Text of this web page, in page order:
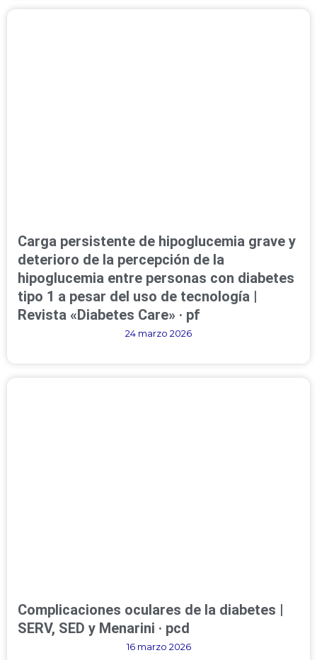
Carga persistente de hipoglucemia grave y
deterioro de la percepción de la
hipoglucemia entre personas con diabetes
tipo 1 a pesar del uso de tecnología |
Revista «Diabetes Care» · pf
24 marzo 2026
Complicaciones oculares de la diabetes |
SERV, SED y Menarini · pcd
16 marzo 2026